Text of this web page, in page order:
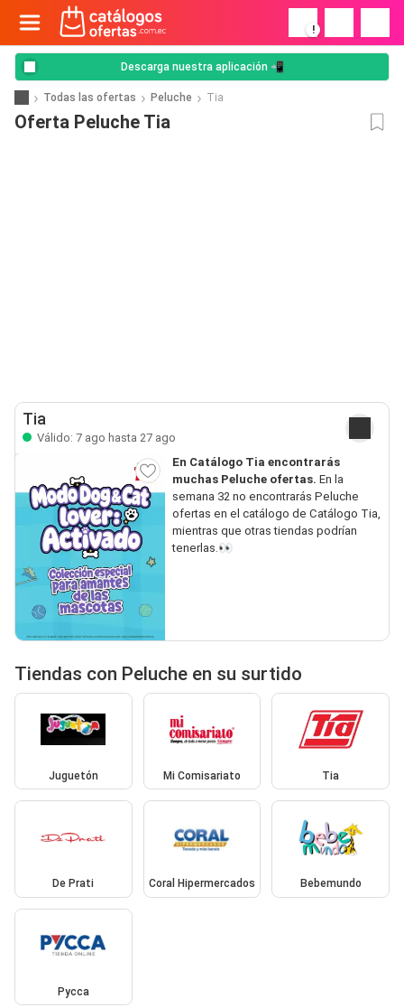
!
Descarga nuestra aplicación 📲
Todas las ofertas Peluche Tia
Oferta Peluche Tia
Tia
Válido: 7 ago hasta 27 ago
En Catálogo Tia encontrarás
muchas Peluche ofertas. En la
semana 32 no encontrarás Peluche
ofertas en el catálogo de Catálogo Tia,
mientras que otras tiendas podrían
tenerlas.👀
Tiendas con Peluche en su surtido
Juguetón Mi Comisariato Tia
De Prati Coral Hipermercados Bebemundo
Pycca